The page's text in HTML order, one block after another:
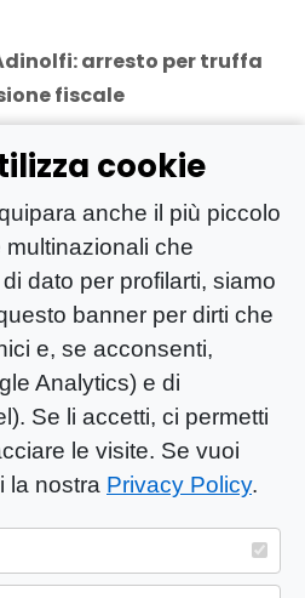
cookie
anche il più piccolo
che
dato per profilarti, siamo
banner per dirti che
e, se acconsenti,
Analytics) e di
Se li accetti, ci permetti
le visite. Se vuoi
la nostra Privacy Policy.
arresto per truffa
fiscale
Ciaopeople e la
alla satira
cinese censura una
parla di problemi...
Il guru degli
senza fondamenta.
21, 2025